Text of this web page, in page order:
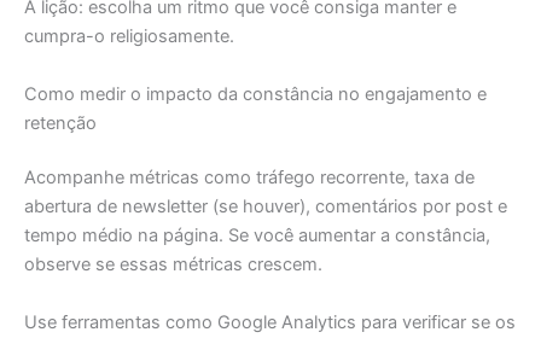
A lição: escolha um ritmo que você consiga manter e
cumpra-o religiosamente.
Como medir o impacto da constância no engajamento e
retenção
Acompanhe métricas como tráfego recorrente, taxa de
abertura de newsletter (se houver), comentários por post e
tempo médio na página. Se você aumentar a constância,
observe se essas métricas crescem.
Use ferramentas como Google Analytics para verificar se os